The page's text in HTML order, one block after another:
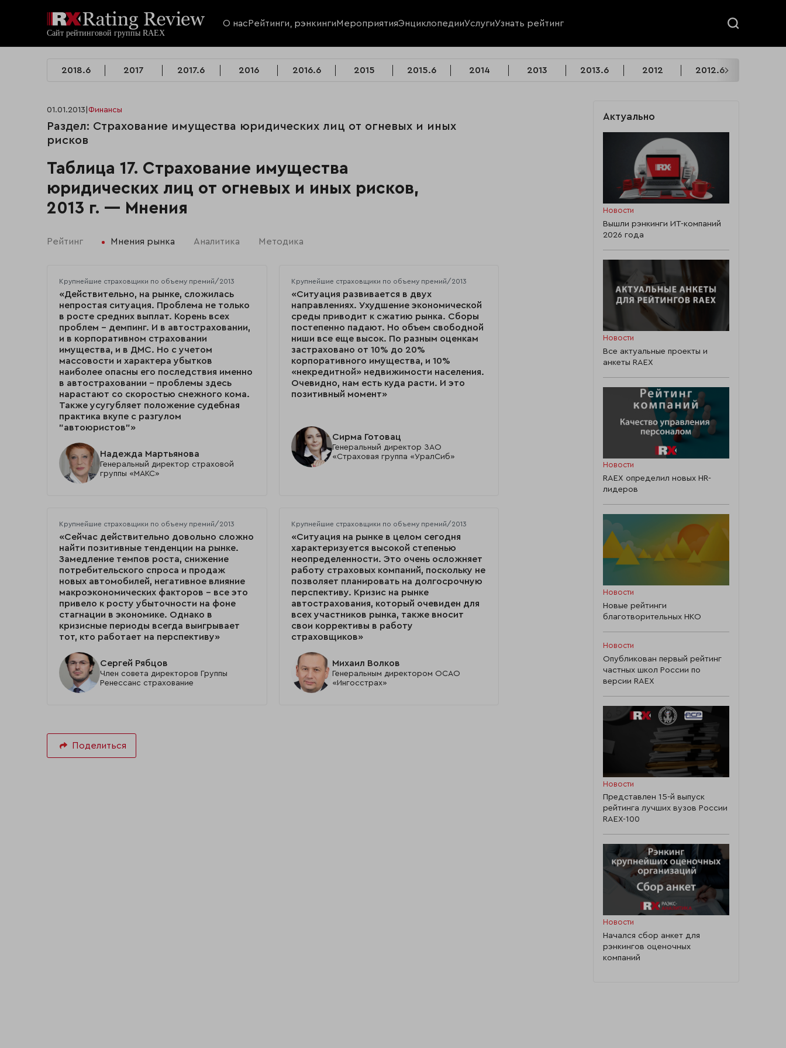
О нас Рейтинги, рэнкингиМероприятияЭнциклопедииУслугиУзнать рейтинг
2018.6 2017 2017.6 2016 2016.6 2015 2015.6 2014 2013 2013.6 2012 2012.6
01.01.2013 Финансы
Раздел: Страхование имущества юридических лиц от огневых и иных
рисков
Таблица 17. Страхование имущества
юридических лиц от огневых и иных рисков,
2013 г. — Мнения
Рейтинг Мнения рынка Аналитика Методика
Крупнейшие страховщики по объему премий/2013
«Действительно, на рынке, сложилась
непростая ситуация. Проблема не только
в росте средних выплат. Корень всех
проблем – демпинг. И в автостраховании,
и в корпоративном страховании
имущества, и в ДМС. Но с учетом
массовости и характера убытков
наиболее опасны его последствия именно
в автостраховании – проблемы здесь
нарастают со скоростью снежного кома.
Также усугубляет положение судебная
практика вкупе с разгулом
"автоюристов"»
Надежда Мартьянова
Генеральный директор страховой
группы «МАКС»
Крупнейшие страховщики по объему премий/2013
«Ситуация развивается в двух
направлениях. Ухудшение экономической
среды приводит к сжатию рынка. Сборы
постепенно падают. Но объем свободной
ниши все еще высок. По разным оценкам
застраховано от 10% до 20%
корпоративного имущества, и 10%
«некредитной» недвижимости населения.
Очевидно, нам есть куда расти. И это
позитивный момент»
Сирма Готовац
Генеральный директор ЗАО
«Страховая группа «УралСиб»
Крупнейшие страховщики по объему премий/2013
«Сейчас действительно довольно сложно
найти позитивные тенденции на рынке.
Замедление темпов роста, снижение
потребительского спроса и продаж
новых автомобилей, негативное влияние
макроэкономических факторов – все это
привело к росту убыточности на фоне
стагнации в экономике. Однако в
кризисные периоды всегда выигрывает
тот, кто работает на перспективу»
Сергей Рябцов
Член совета директоров Группы
Ренессанс страхование
Крупнейшие страховщики по объему премий/2013
«Ситуация на рынке в целом сегодня
характеризуется высокой степенью
неопределенности. Это очень осложняет
работу страховых компаний, поскольку не
позволяет планировать на долгосрочную
перспективу. Кризис на рынке
автострахования, который очевиден для
всех участников рынка, также вносит
свои коррективы в работу
страховщиков»
Михаил Волков
Генеральным директором ОСАО
«Ингосстрах»
Поделиться
Актуально
Новости
Вышли рэнкинги ИТ-компаний
2026 года
Новости
Все актуальные проекты и
анкеты RAEX
Новости
RAEX определил новых HR-
лидеров
Новости
Новые рейтинги
благотворительных НКО
Новости
Опубликован первый рейтинг
частных школ России по
версии RAEX
Новости
Представлен 15-й выпуск
рейтинга лучших вузов России
RAEX-100
Новости
Начался сбор анкет для
рэнкингов оценочных
компаний